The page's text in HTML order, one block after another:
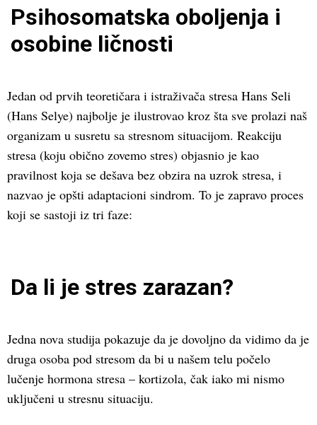
Psihosomatska oboljenja i
osobine ličnosti
Jedan od prvih teoretičara i istraživača stresa Hans Seli
(Hans Selye) najbolje je ilustrovao kroz šta sve prolazi naš
organizam u susretu sa stresnom situacijom. Reakciju
stresa (koju obično zovemo stres) objasnio je kao
pravilnost koja se dešava bez obzira na uzrok stresa, i
nazvao je opšti adaptacioni sindrom. To je zapravo proces
koji se sastoji iz tri faze:
Da li je stres zarazan?
Jedna nova studija pokazuje da je dovoljno da vidimo da je
druga osoba pod stresom da bi u našem telu počelo
lučenje hormona stresa – kortizola, čak iako mi nismo
uključeni u stresnu situaciju.